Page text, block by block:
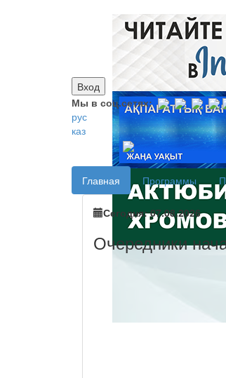
Вход
Мы в соц.сетях:
рус
каз
Главная Программы
Сегодня: 07.08.2026
Очередники